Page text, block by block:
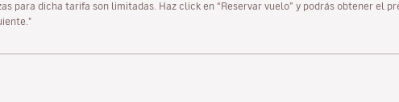
para dicha tarifa son limitadas. Haz click en “Reservar vuelo” y podrás obtener el